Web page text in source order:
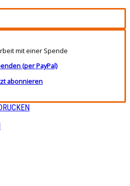
mit einer Spende
(per PayPal)
abonnieren